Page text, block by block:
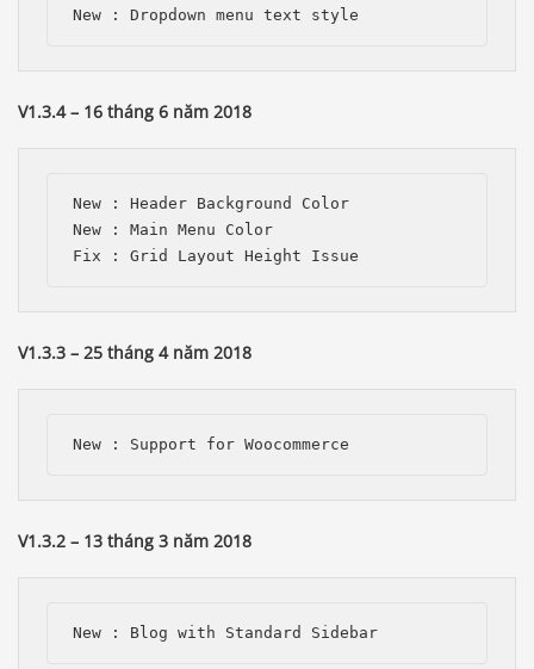
V1.3.4 – 16 tháng 6 năm 2018
New : Header Background Color
New : Main Menu Color
V1.3.3 – 25 tháng 4 năm 2018
V1.3.2 – 13 tháng 3 năm 2018
New : Blog with Standard Sidebar